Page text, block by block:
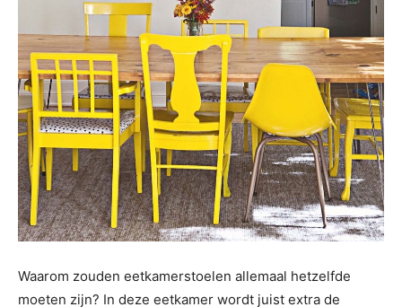
Waarom zouden eetkamerstoelen allemaal hetzelfde
moeten zijn? In deze eetkamer wordt juist extra de